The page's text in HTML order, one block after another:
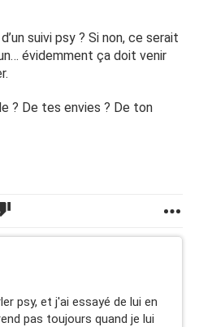
suivi psy ? Si non, ce serait
évidemment ça doit venir
? De tes envies ? De ton
psy, et j'ai essayé de lui en
pas toujours quand je lui